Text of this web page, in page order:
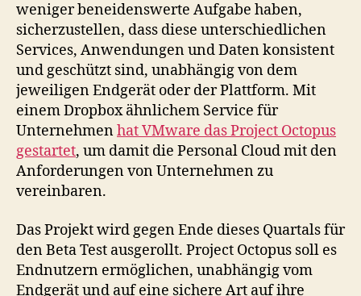
weniger beneidenswerte Aufgabe haben,
sicherzustellen, dass diese unterschiedlichen
Services, Anwendungen und Daten konsistent
und geschützt sind, unabhängig von dem
jeweiligen Endgerät oder der Plattform. Mit
einem Dropbox ähnlichem Service für
Unternehmenhat VMware das Project Octopus
gestartet, um damit die Personal Cloud mit den
Anforderungen von Unternehmen zu
vereinbaren.
Das Projekt wird gegen Ende dieses Quartals für
den Beta Test ausgerollt. Project Octopus soll es
Endnutzern ermöglichen, unabhängig vom
Endgerät und auf eine sichere Art auf ihre